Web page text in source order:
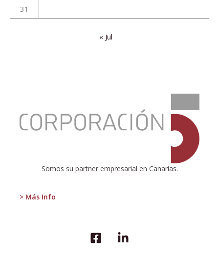
31
« Jul
Somos su partner empresarial en Canarias.
> Más Info
Visiones
sobre